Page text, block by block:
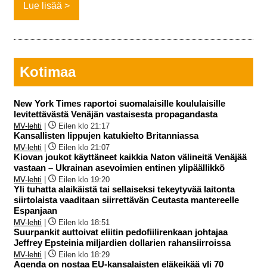
Lue lisää
Kotimaa
New York Times raportoi suomalaisille koululaisille
levitettävästä Venäjän vastaisesta propagandasta
MV-lehti Eilen klo 21:17
Kansallisten lippujen katukielto Britanniassa
MV-lehti Eilen klo 21:07
Kiovan joukot käyttäneet kaikkia Naton välineitä Venäjää
vastaan – Ukrainan asevoimien entinen ylipäällikkö
MV-lehti Eilen klo 19:20
Yli tuhatta alaikäistä tai sellaiseksi tekeytyvää laitonta
siirtolaista vaaditaan siirrettävän Ceutasta mantereelle
Espanjaan
MV-lehti Eilen klo 18:51
Suurpankit auttoivat eliitin pedofiilirenkaan johtajaa
Jeffrey Epsteinia miljardien dollarien rahansiirroissa
MV-lehti Eilen klo 18:29
Agenda on nostaa EU-kansalaisten eläkeikää yli 70